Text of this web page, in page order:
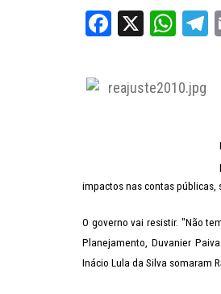
Facebook
X
impactos nas contas públicas,
O governo vai resistir. "Não
Planejamento, Duvanier
Inácio Lula da Silva somaram